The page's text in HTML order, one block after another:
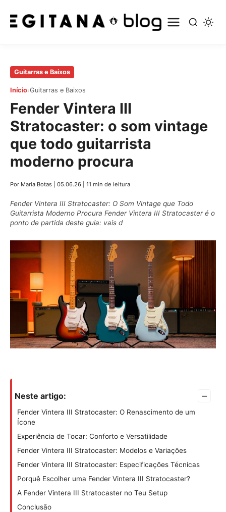
Pular
conteúdo
principal
Guitarras e Baixos
Início›Guitarras e Baixos
Fender Vintera III
Stratocaster: o som vintage
que todo guitarrista
moderno procura
Por Maria Botas 05.06.26 11 min de leitura
Fender Vintera III Stratocaster: O Som Vintage que Todo
Guitarrista Moderno Procura Fender Vintera III Stratocaster é o
ponto de partida deste guia: vais d
Neste artigo: –
Fender Vintera III Stratocaster: O Renascimento de um
Ícone
Experiência de Tocar: Conforto e Versatilidade
Fender Vintera III Stratocaster: Modelos e Variações
Fender Vintera III Stratocaster: Especificações Técnicas
Porquê Escolher uma Fender Vintera III Stratocaster?
A Fender Vintera III Stratocaster no Teu Setup
Conclusão